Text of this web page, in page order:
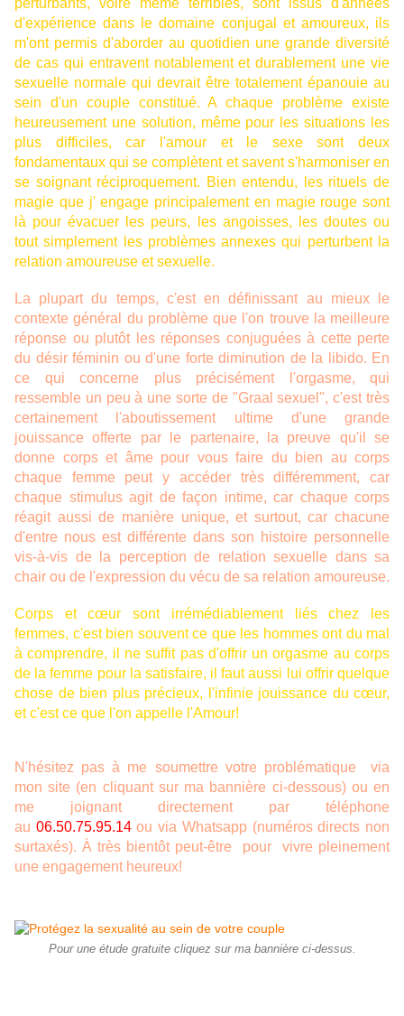
perturbants, voire même terribles, sont issus d'années
d'expérience dans le domaine conjugal et amoureux, ils
m'ont permis d'aborder au quotidien une grande diversité
de cas qui entravent notablement et durablement une vie
sexuelle normale qui devrait être totalement épanouie au
sein d'un couple constitué. A chaque problème existe
heureusement une solution, même pour les situations les
plus difficiles, car l'amour et le sexe sont deux
fondamentaux qui se complètent et savent s'harmoniser en
se soignant réciproquement. Bien entendu, les rituels de
magie que j' engage principalement en magie rouge sont
là pour évacuer les peurs, les angoisses, les doutes ou
tout simplement les problèmes annexes qui perturbent la
relation amoureuse et sexuelle.
La plupart du temps, c'est en définissant au mieux le
contexte général du problème que l'on trouve la meilleure
réponse ou plutôt les réponses conjuguées à cette perte
du désir féminin ou d'une forte diminution de la libido. En
ce qui concerne plus précisément l'orgasme, qui
ressemble un peu à une sorte de "Graal sexuel", c'est très
certainement l'aboutissement ultime d'une grande
jouissance offerte par le partenaire, la preuve qu'il se
donne corps et âme pour vous faire du bien au corps
chaque femme peut y accéder très différemment, car
chaque stimulus agit de façon intime, car chaque corps
réagit aussi de manière unique, et surtout, car chacune
d'entre nous est différente dans son histoire personnelle
vis-à-vis de la perception de relation sexuelle dans sa
chair ou de l'expression du vécu de sa relation amoureuse.
Corps et cœur sont irrémédiablement liés chez les
femmes, c'est bien souvent ce que les hommes ont du mal
à comprendre, il ne suffit pas d'offrir un orgasme au corps
de la femme pour la satisfaire, il faut aussi lui offrir quelque
chose de bien plus précieux, l'infinie jouissance du cœur,
et c'est ce que l'on appelle l'Amour!
N'hésitez pas à me soumettre votre problématique via
mon site (en cliquant sur ma bannière ci-dessous) ou en
me joignant directement par téléphone
au 06.50.75.95.14 ou via Whatsapp (numéros directs non
surtaxés). À très bientôt peut-être pour vivre pleinement
une engagement heureux!
Pour une étude gratuite cliquez sur ma bannière ci-dessus.